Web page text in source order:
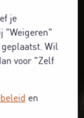
je
"Weigeren"
Wil
voor "Zelf
en